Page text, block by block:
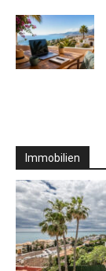
Immobilien